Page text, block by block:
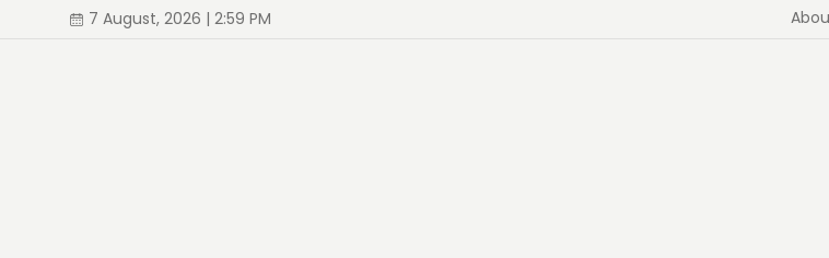
7 August, 2026 | 2:59 PM